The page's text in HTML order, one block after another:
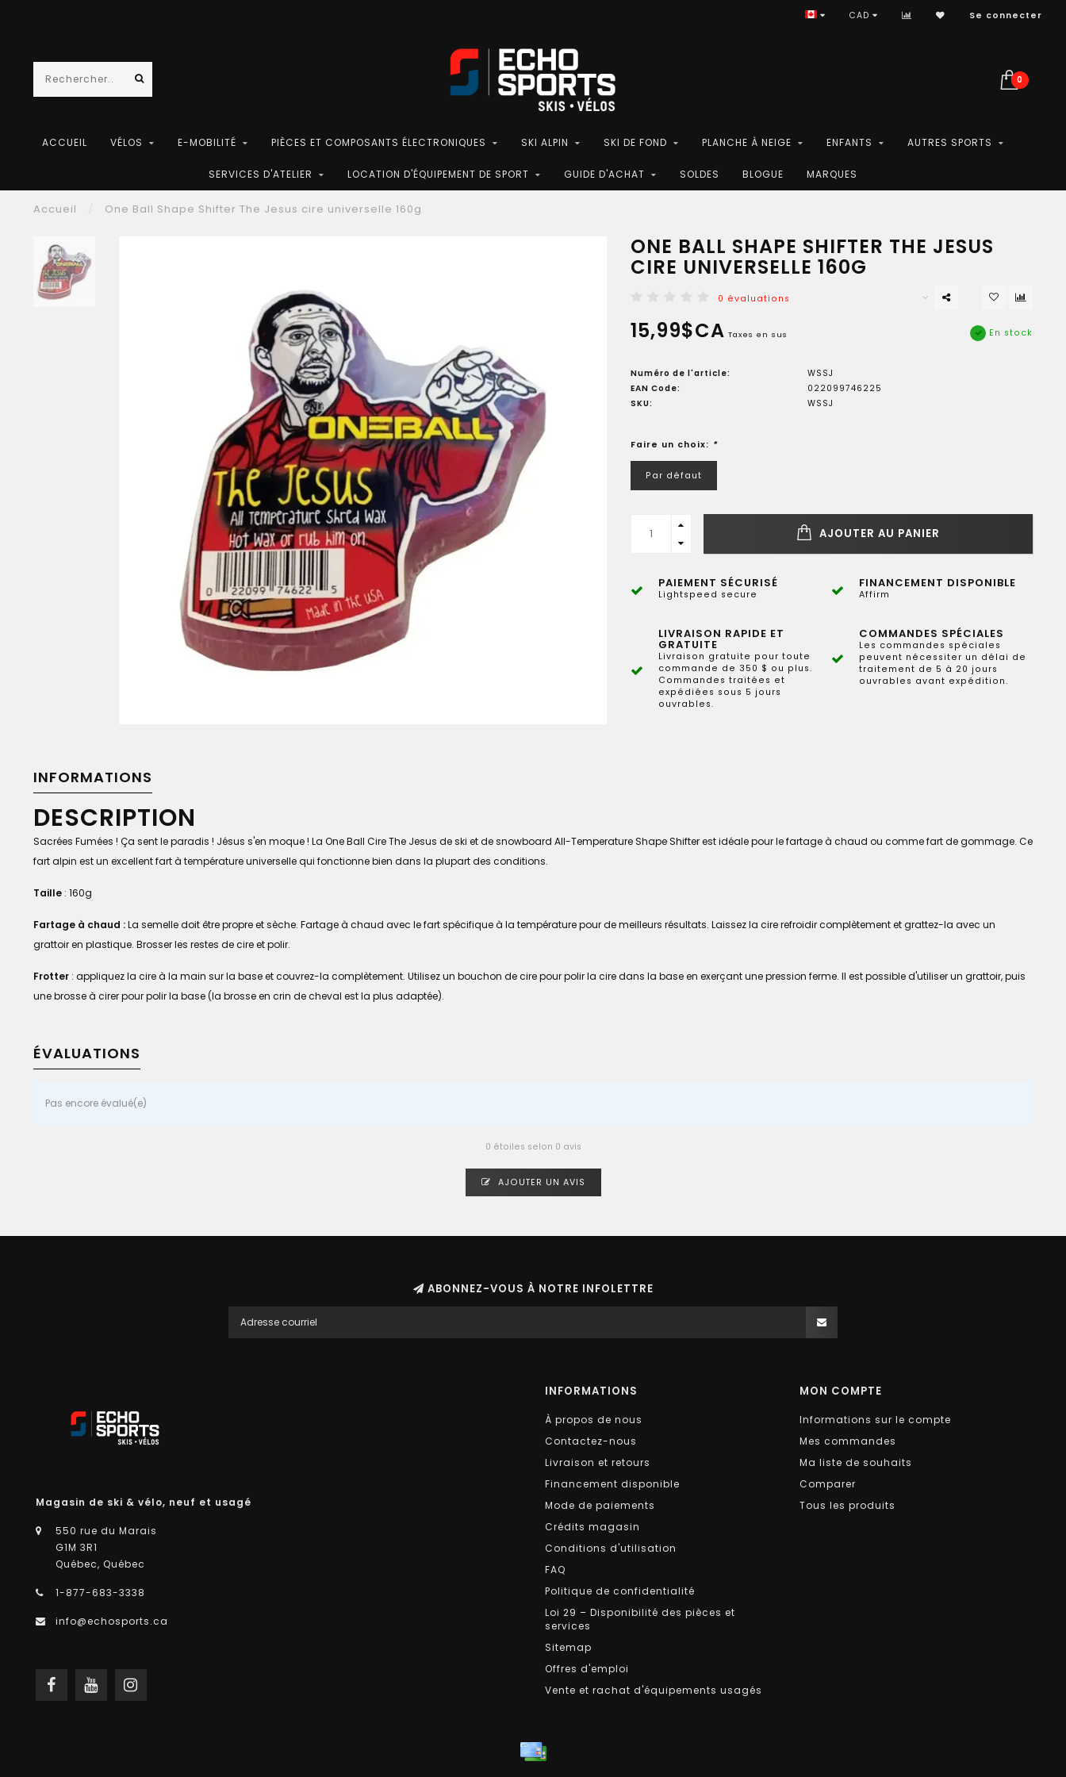
CAD Se connecter
0
ACCUEIL VÉLOS E-MOBILITÉ PIÈCES ET COMPOSANTS ÉLECTRONIQUES SKI ALPIN SKI DE FOND PLANCHE À NEIGE ENFANTS AUTRES SPORTS
SERVICES D'ATELIER LOCATION D'ÉQUIPEMENT DE SPORT GUIDE D'ACHAT SOLDES BLOGUE MARQUES
Accueil One Ball Shape Shifter The Jesus cire universelle 160g
ONE BALL SHAPE SHIFTER THE JESUS
CIRE UNIVERSELLE 160G
0 évaluations
15,99$CA Taxes en sus En stock
Numéro de l'article:
WSSJ
EAN Code:
022099746225
SKU:
WSSJ
Faire un choix: *
Par défaut
AJOUTER AU PANIER
PAIEMENT SÉCURISÉ
Lightspeed secure
FINANCEMENT DISPONIBLE
Affirm
LIVRAISON RAPIDE ET
GRATUITE
Livraison gratuite pour toute
commande de 350 $ ou plus.
Commandes traitées et
expédiées sous 5 jours
ouvrables.
COMMANDES SPÉCIALES
Les commandes spéciales
peuvent nécessiter un délai de
traitement de 5 à 20 jours
ouvrables avant expédition.
INFORMATIONS
DESCRIPTION
Sacrées Fumées ! Ça sent le paradis ! Jésus s'en moque ! La One Ball Cire The Jesus de ski et de snowboard All-Temperature Shape Shifter est idéale pour le fartage à chaud ou comme fart de gommage. Ce
fart alpin est un excellent fart à température universelle qui fonctionne bien dans la plupart des conditions.
Taille : 160g
Fartage à chaud :La semelle doit être propre et sèche. Fartage à chaud avec le fart spécifique à la température pour de meilleurs résultats. Laissez la cire refroidir complètement et grattez-la avec un
grattoir en plastique. Brosser les restes de cire et polir.
Frotter : appliquez la cire à la main sur la base et couvrez-la complètement. Utilisez un bouchon de cire pour polir la cire dans la base en exerçant une pression ferme. Il est possible d'utiliser un grattoir, puis
une brosse à cirer pour polir la base (la brosse en crin de cheval est la plus adaptée).
ÉVALUATIONS
Pas encore évalué(e)
0 étoiles selon 0 avis
AJOUTER UN AVIS
ABONNEZ-VOUS À NOTRE INFOLETTRE
Magasin de ski & vélo, neuf et usagé
550 rue du Marais
G1M 3R1
Québec, Québec
1-877-683-3338
info@echosports.ca
INFORMATIONS
À propos de nous
Contactez-nous
Livraison et retours
Financement disponible
Mode de paiements
Crédits magasin
Conditions d'utilisation
FAQ
Politique de confidentialité
Loi 29 – Disponibilité des pièces et
services
Sitemap
Offres d'emploi
Vente et rachat d'équipements usagés
MON COMPTE
Informations sur le compte
Mes commandes
Ma liste de souhaits
Comparer
Tous les produits